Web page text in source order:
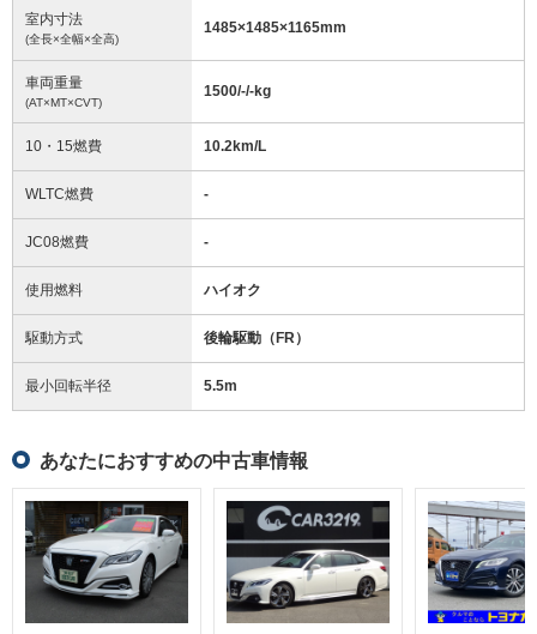
室内寸法
(全長×全幅×全高)
1485×1485×1165mm
車両重量
(AT×MT×CVT)
1500/-/-kg
10・15燃費 10.2km/L
WLTC燃費 -
JC08燃費 -
使用燃料 ハイオク
駆動方式 後輪駆動（FR）
最小回転半径 5.5m
あなたにおすすめの中古車情報